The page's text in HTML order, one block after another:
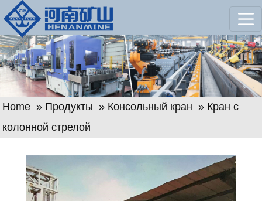
Home » Продукты » Консольный кран » Кран с
колонной стрелой